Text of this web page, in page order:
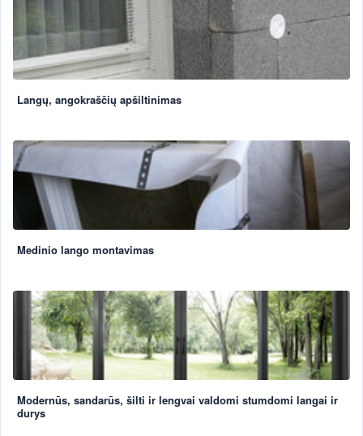
Langų, angokraščių apšiltinimas
Medinio lango montavimas
Modernūs, sandarūs, šilti ir lengvai valdomi stumdomi langai ir
durys